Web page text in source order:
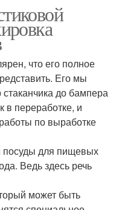
что его полное
Его мы
до бампера
переработке, и
по выработке
посуды для пищевых
Ведь здесь речь
может быть